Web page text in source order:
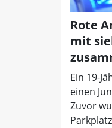
Rote
mit
Ein 19-
einen
Zuvor